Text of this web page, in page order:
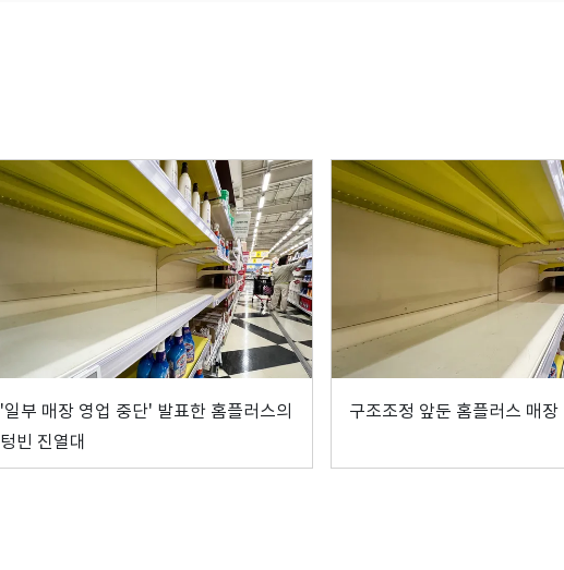
'일부 매장 영업 중단' 발표한 홈플러스의
텅빈 진열대
구조조정 앞둔 홈플러스 매장